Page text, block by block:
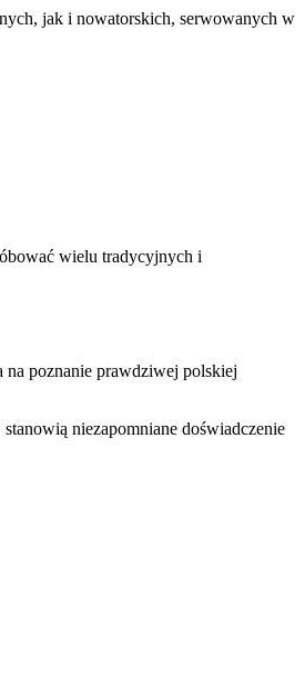
jak i nowatorskich, serwowanych w
wielu tradycyjnych i
na poznanie prawdziwej polskiej
niezapomniane doświadczenie